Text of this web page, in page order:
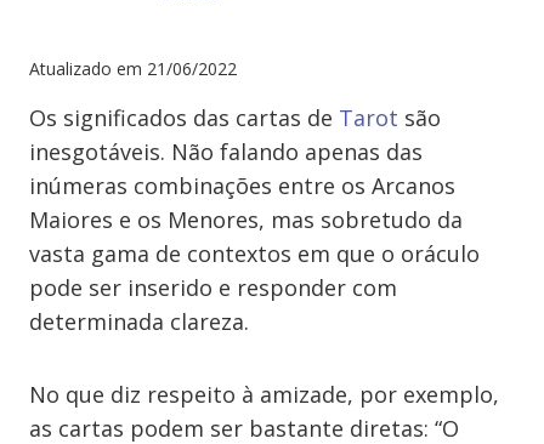
Atualizado em 21/06/2022
Os significados das cartas de Tarot são
inesgotáveis. Não falando apenas das
inúmeras combinações entre os Arcanos
Maiores e os Menores, mas sobretudo da
vasta gama de contextos em que o oráculo
pode ser inserido e responder com
determinada clareza.
No que diz respeito à amizade, por exemplo,
as cartas podem ser bastante diretas: “O